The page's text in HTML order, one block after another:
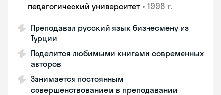
педагогический университет • 1998 г.
Преподавал русский язык бизнесмену из
Турции
Поделится любимыми книгами современных
авторов
Занимается постоянным
совершенствованием в преподавании